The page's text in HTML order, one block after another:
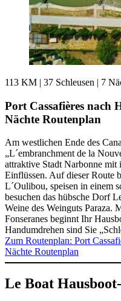
113 KM | 37 Schleusen | 7
Port Cassafières nach
Nächte Routenplan
Am westlichen Ende des
„L´embranchment de la
attraktive Stadt Narbonne mit
Einflüssen. Auf dieser Route
L´Oulibou, speisen in einem
besuchen das hübsche Dorf
Weine des Weinguts Paraza.
Fonseranes beginnt Ihr
Handumdrehen sind Sie
Zum Routenplan: Port
Nächte Routenplan
Le Boat